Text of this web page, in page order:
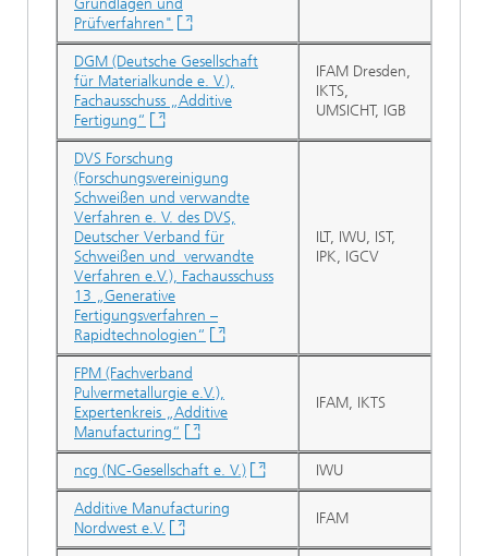
Grundlagen und
Prüfverfahren"
DGM (Deutsche Gesellschaft
für Materialkunde e. V.),
Fachausschuss „Additive
Fertigung“
IFAM Dresden,
IKTS,
UMSICHT, IGB
DVS Forschung
(Forschungsvereinigung
Schweißen und verwandte
Verfahren e. V. des DVS,
Deutscher Verband für
Schweißen und verwandte
Verfahren e.V.), Fachausschuss
13 „Generative
Fertigungsverfahren –
Rapidtechnologien“
ILT, IWU, IST,
IPK, IGCV
FPM (Fachverband
Pulvermetallurgie e.V.),
Expertenkreis „Additive
Manufacturing“
IFAM, IKTS
ncg (NC-Gesellschaft e. V.) IWU
Additive Manufacturing
Nordwest e.V.
IFAM